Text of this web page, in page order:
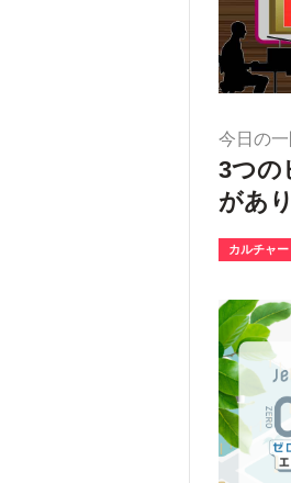
今日の
3つの
があ
カルチャー